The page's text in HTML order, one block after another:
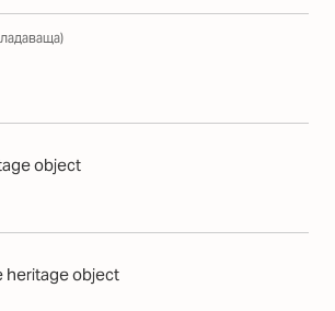
object
heritage object